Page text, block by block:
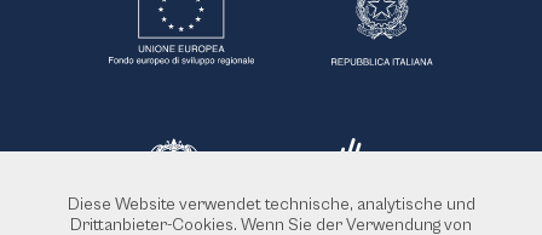
Diese Website verwendet technische, analytische und
Drittanbieter-Cookies. Wenn Sie der Verwendung von